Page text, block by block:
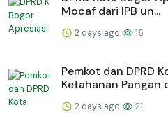
Mocaf dari IPB un...
2 days ago 16
Pemkot dan DPRD
Ketahanan Pangan
2 days ago 21